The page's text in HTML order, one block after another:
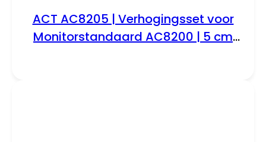
ACT AC8205 | Verhogingsset voor
Monitorstandaard AC8200 | 5 cm